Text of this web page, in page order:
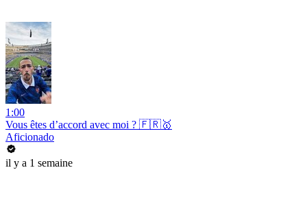
1:00
Vous êtes d’accord avec moi ? 🇫🇷🥇
Aficionado
il y a 1 semaine